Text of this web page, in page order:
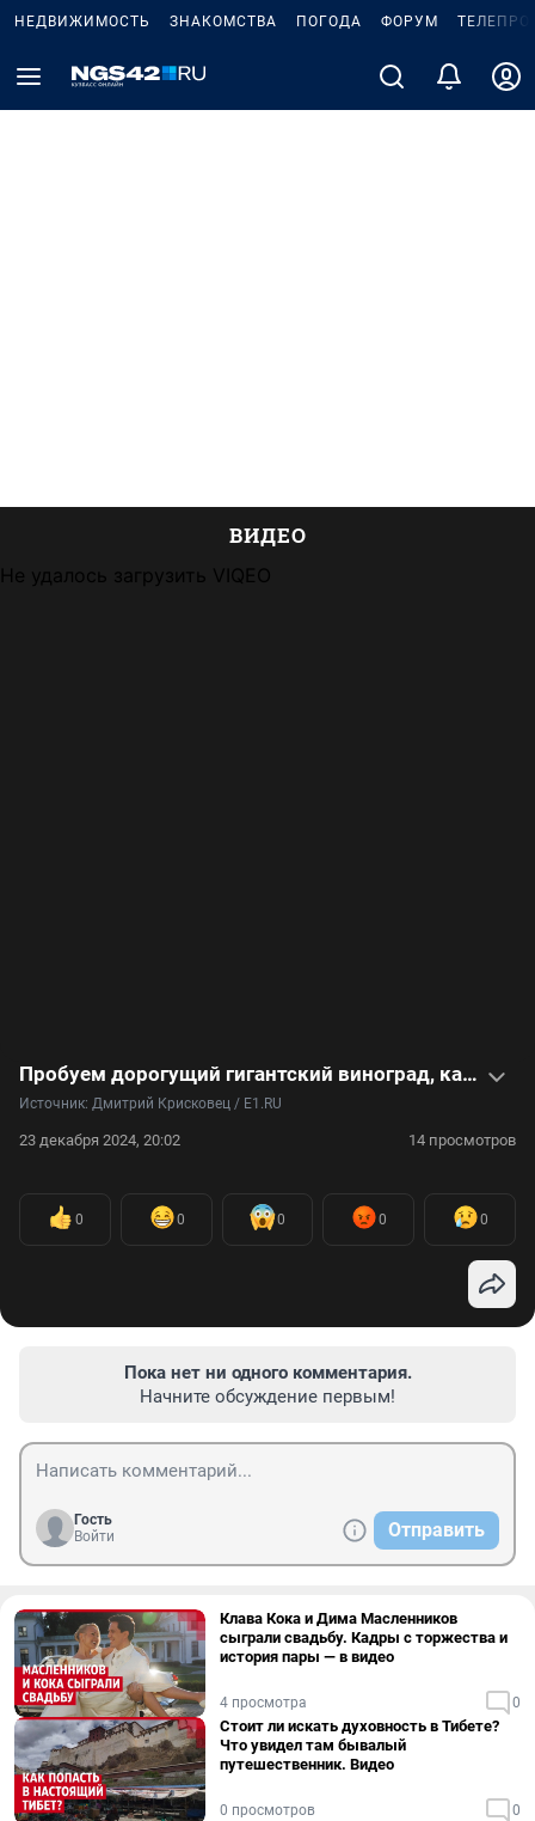
НЕДВИЖИМОСТЬ ЗНАКОМСТВА ПОГОДА ФОРУМ
ВИДЕО
Не удалось загрузить VIQEO
Пробуем дорогущий гигантский виноград, каждая ягода которого размером со сливу: видео
Источник: Дмитрий Крисковец / E1.RU
23 декабря 2024, 20:02 14 просмотров
0 0 0 0 0
Пока нет ни одного комментария.
Начните обсуждение первым!
Гость
Войти
Отправить
Клава Кока и Дима Масленников
сыграли свадьбу. Кадры с торжества и
история пары — в видео
4 просмотра 0
Стоит ли искать духовность в Тибете?
Что увидел там бывалый
путешественник. Видео
0 просмотров 0